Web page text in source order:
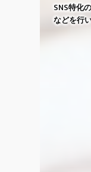
SNS特化
などを行